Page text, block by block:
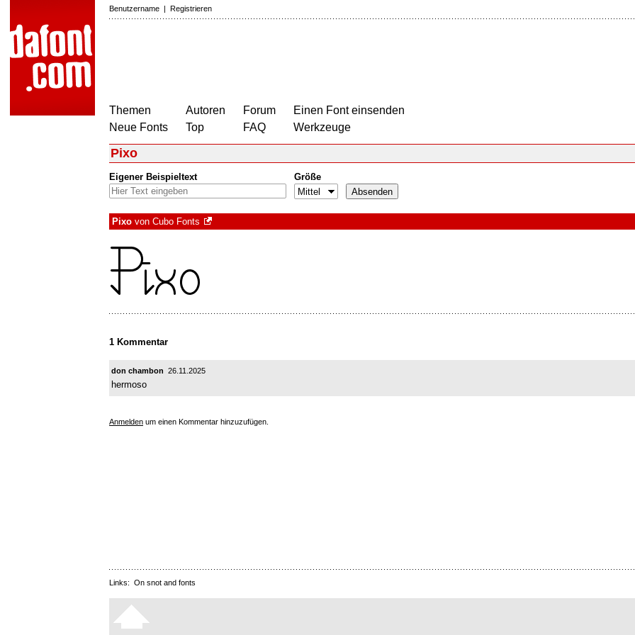
Benutzername | Registrieren
Themen
Neue Fonts
Autoren
Top
Forum
FAQ
Einen Font einsenden
Werkzeuge
Pixo
Eigener Beispieltext Größe
Pixo von Cubo Fonts
1 Kommentar
don chambon 26.11.2025
hermoso
Anmelden um einen Kommentar hinzuzufügen.
Links: On snot and fonts